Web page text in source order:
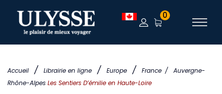
Accueil / Librairie en ligne / Europe / France /
Auvergne-
Rhône-Alpes Les Sentiers D’émilie en Haute-Loire
0